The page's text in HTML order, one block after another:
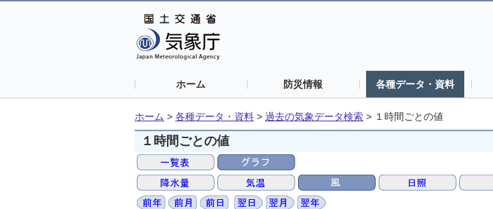
ホーム 防災情報 各種データ・資料
ホーム > 各種データ・資料 > 過去の気象データ検索 > １時間ごとの値
１時間ごとの値